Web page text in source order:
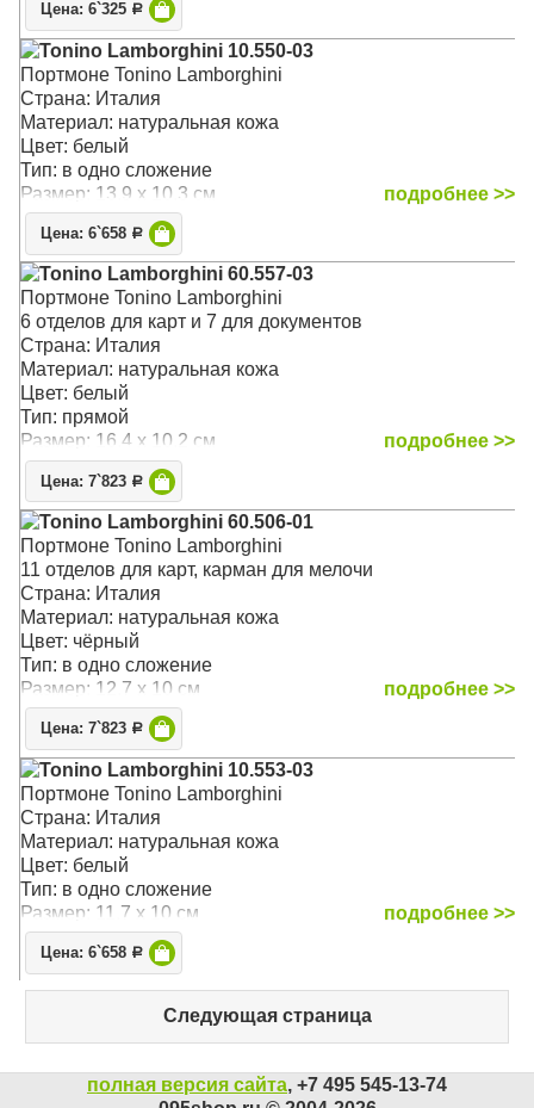
Цена: 6`325 Р
Tonino Lamborghini 10.550-03
Портмоне Tonino Lamborghini
Страна: Италия
Материал: натуральная кожа
Цвет: белый
Тип: в одно сложение
Размер: 13.9 x 10.3 см
подробнее >>
Цена: 6`658 Р
Tonino Lamborghini 60.557-03
Портмоне Tonino Lamborghini
6 отделов для карт и 7 для документов
Страна: Италия
Материал: натуральная кожа
Цвет: белый
Тип: прямой
Размер: 16.4 x 10.2 см
подробнее >>
Цена: 7`823 Р
Tonino Lamborghini 60.506-01
Портмоне Tonino Lamborghini
11 отделов для карт, карман для мелочи
Страна: Италия
Материал: натуральная кожа
Цвет: чёрный
Тип: в одно сложение
Размер: 12.7 x 10 см
подробнее >>
Цена: 7`823 Р
Tonino Lamborghini 10.553-03
Портмоне Tonino Lamborghini
Страна: Италия
Материал: натуральная кожа
Цвет: белый
Тип: в одно сложение
Размер: 11.7 x 10 см
подробнее >>
Цена: 6`658 Р
Следующая страница
полная версия сайта, +7 495 545-13-74